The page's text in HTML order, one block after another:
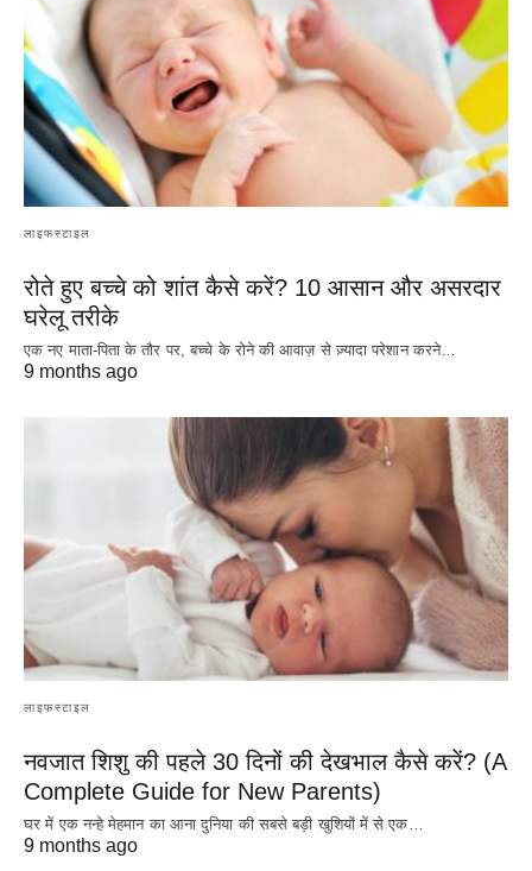
लाइफस्टाइल
रोते हुए बच्चे को शांत कैसे करें? 10 आसान और असरदार
घरेलू तरीके
एक नए माता-पिता के तौर पर, बच्चे के रोने की आवाज़ से ज़्यादा परेशान करने…
9 months ago
लाइफस्टाइल
नवजात शिशु की पहले 30 दिनों की देखभाल कैसे करें? (A
Complete Guide for New Parents)
घर में एक नन्हे मेहमान का आना दुनिया की सबसे बड़ी खुशियों में से एक…
9 months ago